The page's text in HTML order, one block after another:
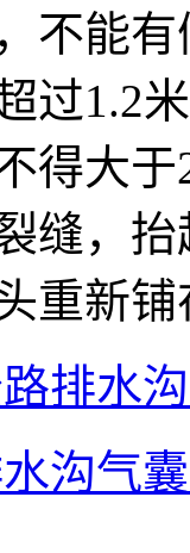
不能
过1.2
得大
缝，
重新
排水
沟气